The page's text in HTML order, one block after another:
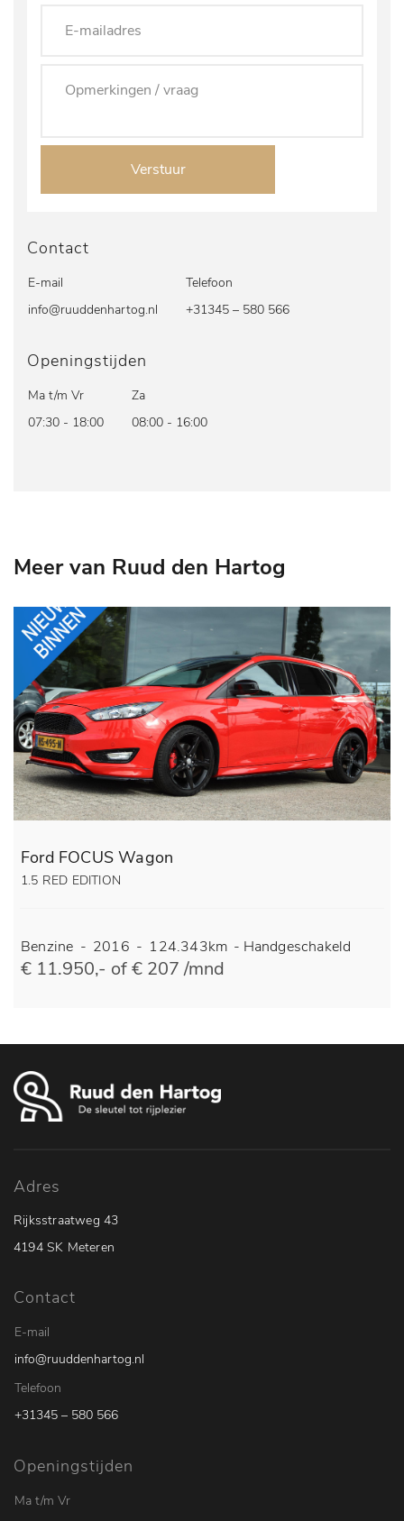
Verstuur
Contact
E-mail
info@ruuddenhartog.nl
Telefoon
+31345 – 580 566
Openingstijden
Ma t/m Vr
07:30 - 18:00
Za
08:00 - 16:00
Meer van Ruud den Hartog
Ford FOCUS Wagon
1.5 RED EDITION
Benzine - 2016 - 124.343km - Handgeschakeld
€ 11.950,- of € 207 /mnd
Adres
Rijksstraatweg 43
4194 SK Meteren
Contact
E-mail
info@ruuddenhartog.nl
Telefoon
+31345 – 580 566
Openingstijden
Ma t/m Vr